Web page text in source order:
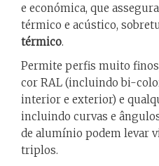
e económica, que
térmico e acústico,
térmico.
Permite perfis muito
cor RAL (incluindo bi-
interior e exterior) e
incluindo curvas e
de alumínio podem levar
triplos.